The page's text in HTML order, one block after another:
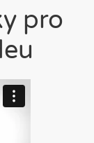
pro